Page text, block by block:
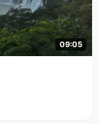
09:05